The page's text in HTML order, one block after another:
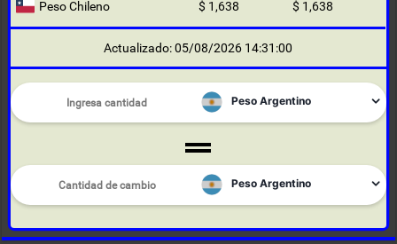
Peso Chileno $ 1,638 $ 1,638
Actualizado: 05/08/2026 14:31:00